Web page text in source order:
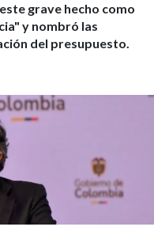
grave hecho como
y nombró las
del presupuesto.